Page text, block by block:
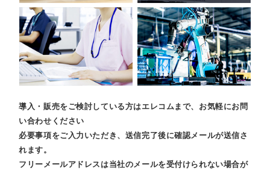
導入・販売をご検討している方はエレコムまで、お気軽にお問
い合わせください
必要事項をご入力いただき、送信完了後に確認メールが送信さ
れます。
フリーメールアドレスは当社のメールを受付けられない場合が